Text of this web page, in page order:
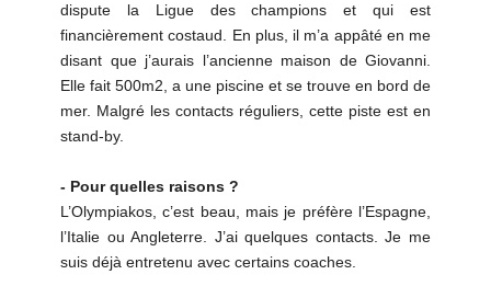
dispute la Ligue des champions et qui est
financièrement costaud. En plus, il m’a appâté en me
disant que j’aurais l’ancienne maison de Giovanni.
Elle fait 500m2, a une piscine et se trouve en bord de
mer. Malgré les contacts réguliers, cette piste est en
stand-by.
- Pour quelles raisons ?
L’Olympiakos, c’est beau, mais je préfère l’Espagne,
l’Italie ou Angleterre. J’ai quelques contacts. Je me
suis déjà entretenu avec certains coaches.